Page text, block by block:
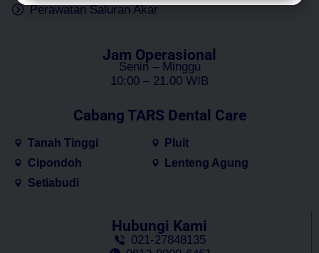
Perawatan Saluran Akar
Jam Operasional
Senin – Minggu
10:00 – 21.00 WIB
Cabang TARS Dental Care
Tanah Tinggi
Cipondoh
Setiabudi
Pluit
Lenteng Agung
Hubungi Kami
021-27848135